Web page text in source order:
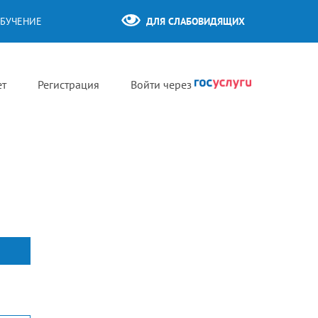
ДЛЯ СЛАБОВИДЯЩИХ
Регистрация Войти через